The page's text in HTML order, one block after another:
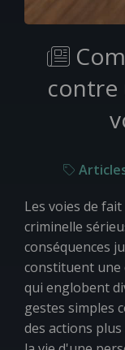
contre
Les voies de
criminelle
conséquences
constituent une
qui englobent
gestes simples
des actions